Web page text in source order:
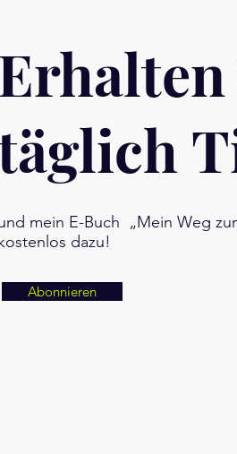
mein E-Buch „Mein Weg
dazu!
Abonnieren